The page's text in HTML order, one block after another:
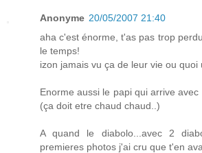
Anonyme 20/05/2007 21:40
aha c'est énorme, t'as pas trop
le temps!
izon jamais vu ça de leur vie ou quoi
Enorme aussi le papi qui arrive
(ça doit etre chaud chaud..)
A quand le diabolo...avec 2
premieres photos j'ai cru que t'en